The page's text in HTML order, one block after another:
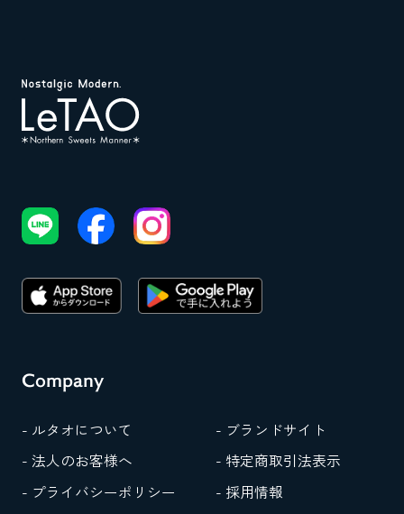
Company
- ルタオについて
- ブランドサイト
- 法人のお客様へ
- 特定商取引法表示
- プライバシーポリシー
- 採用情報